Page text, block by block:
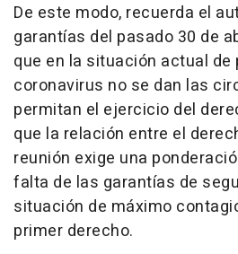
De este modo, recuerda el
garantías del pasado 30 de
que en la situación actual de
coronavirus no se dan las
permitan el ejercicio del
que la relación entre el
reunión exige una
falta de las garantías de
situación de máximo
primer derecho.